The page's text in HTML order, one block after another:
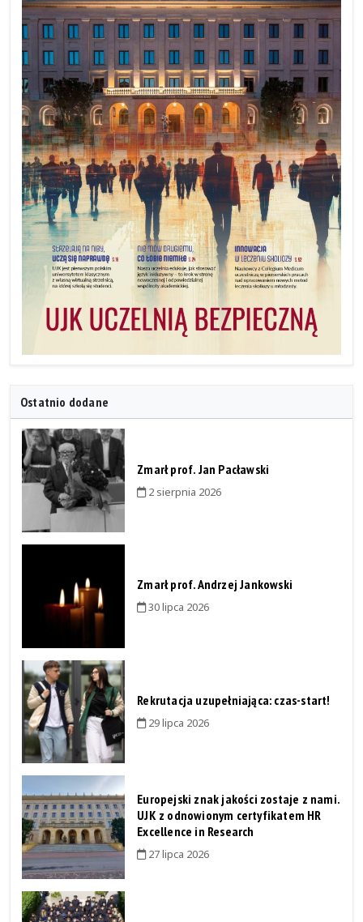
Ostatnio dodane
Zmarł prof. Jan Pacławski
2 sierpnia 2026
Zmarł prof. Andrzej Jankowski
30 lipca 2026
Rekrutacja uzupełniająca: czas-start!
29 lipca 2026
Europejski znak jakości zostaje z nami.
UJK z odnowionym certyfikatem HR
Excellence in Research
27 lipca 2026